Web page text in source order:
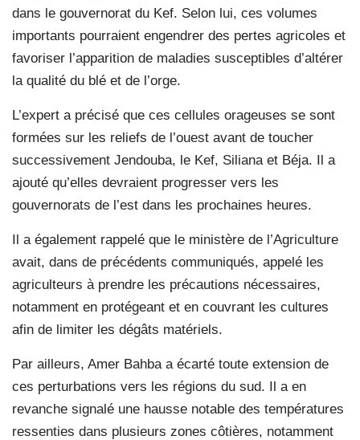
dans le gouvernorat du Kef. Selon lui, ces volumes
importants pourraient engendrer des pertes agricoles et
favoriser l’apparition de maladies susceptibles d’altérer
la qualité du blé et de l’orge.
L’expert a précisé que ces cellules orageuses se sont
formées sur les reliefs de l’ouest avant de toucher
successivement Jendouba, le Kef, Siliana et Béja. Il a
ajouté qu’elles devraient progresser vers les
gouvernorats de l’est dans les prochaines heures.
Il a également rappelé que le ministère de l’Agriculture
avait, dans de précédents communiqués, appelé les
agriculteurs à prendre les précautions nécessaires,
notamment en protégeant et en couvrant les cultures
afin de limiter les dégâts matériels.
Par ailleurs, Amer Bahba a écarté toute extension de
ces perturbations vers les régions du sud. Il a en
revanche signalé une hausse notable des températures
ressenties dans plusieurs zones côtières, notamment